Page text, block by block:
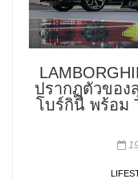
ปรากฏตัวของ
โบร์กินี พร้อม